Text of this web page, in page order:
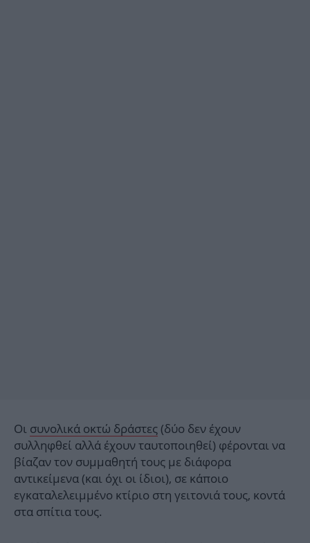
Οι συνολικά οκτώ δράστες (δύο δεν έχουν
συλληφθεί αλλά έχουν ταυτοποιηθεί) φέρονται να
βίαζαν τον συμμαθητή τους με διάφορα
αντικείμενα (και όχι οι ίδιοι), σε κάποιο
εγκαταλελειμμένο κτίριο στη γειτονιά τους, κοντά
στα σπίτια τους.